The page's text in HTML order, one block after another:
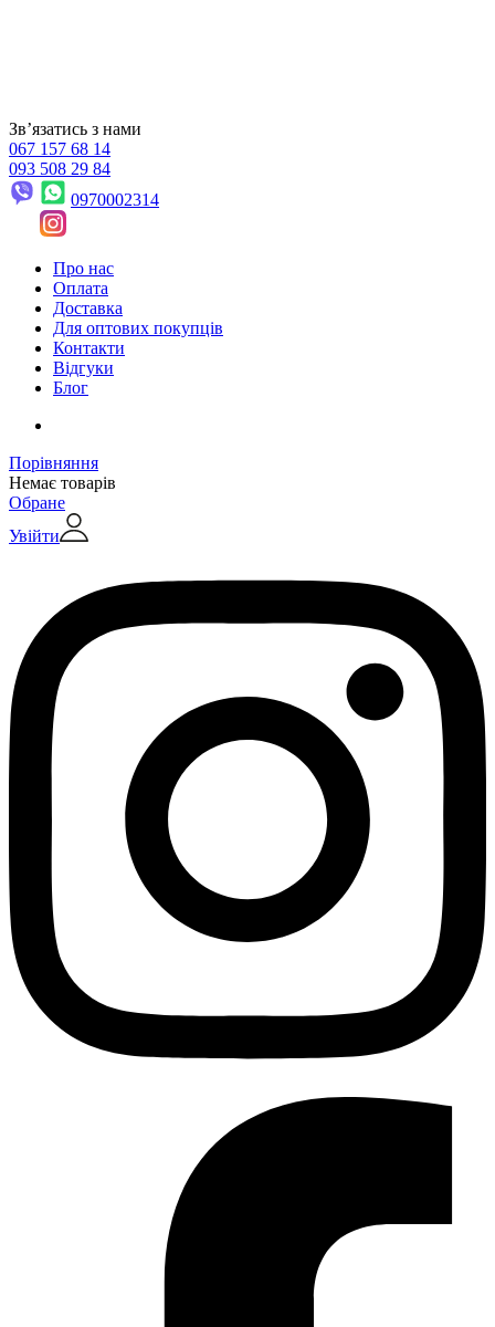
Звʼязатись з нами
067 157 68 14
093 508 29 84
0970002314
Про нас
Оплата
Доставка
Для оптових покупців
Контакти
Відгуки
Блог
Порівняння
Немає товарів
Обране
Увійти